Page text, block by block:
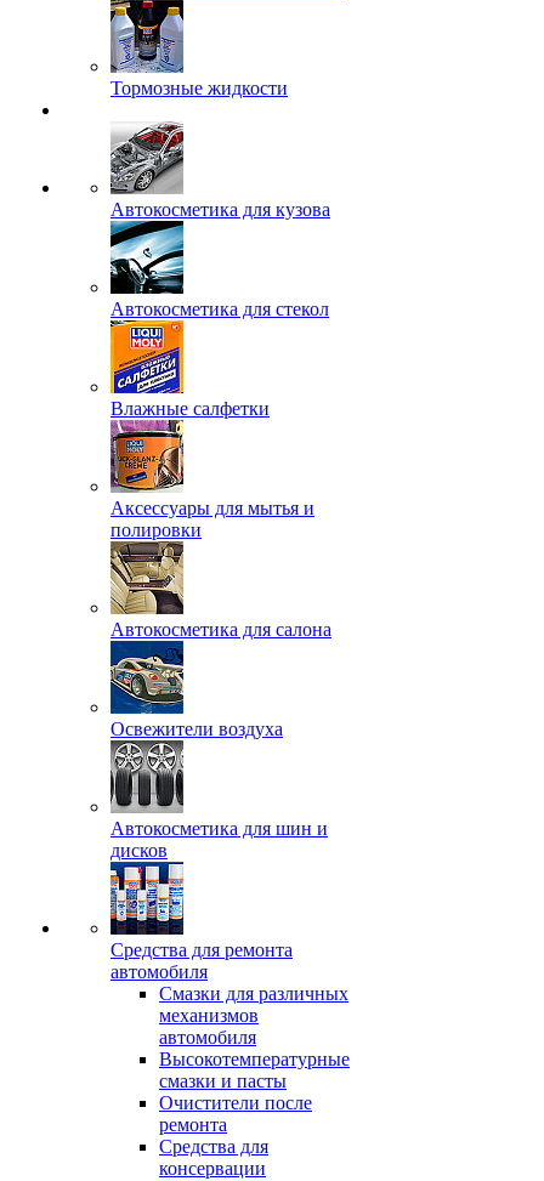
Тормозные жидкости
Автокосметика для кузова
Автокосметика для стекол
Влажные салфетки
Аксессуары для мытья и
полировки
Автокосметика для салона
Освежители воздуха
Автокосметика для шин и
дисков
Средства для ремонта
автомобиля
Смазки для различных
механизмов
автомобиля
Высокотемпературные
смазки и пасты
Очистители после
ремонта
Средства для
консервации